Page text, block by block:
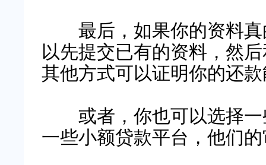
最后，如果你的资料真
以先提交已有的资料，然
其他方式可以证明你的还
或者，你也可以选择一
一些小额贷款平台，他们